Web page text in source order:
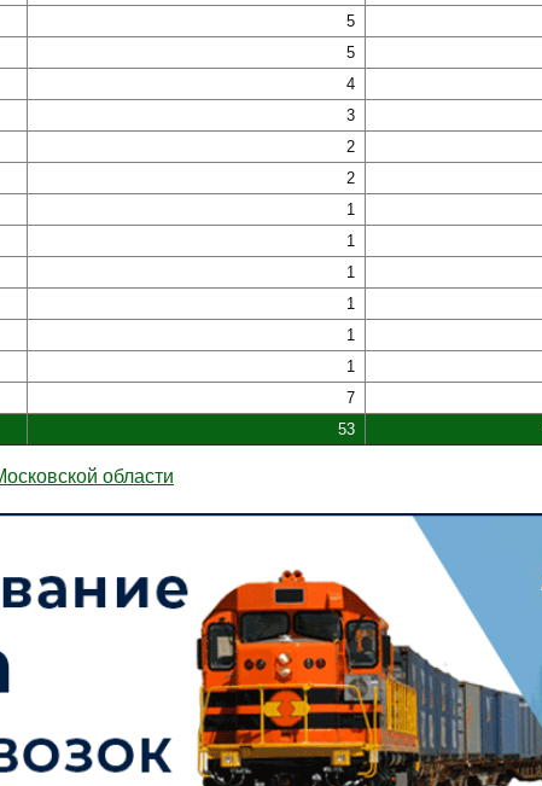
5
5
4
3
2
2
1
1
1
1
1
1
7
53
области